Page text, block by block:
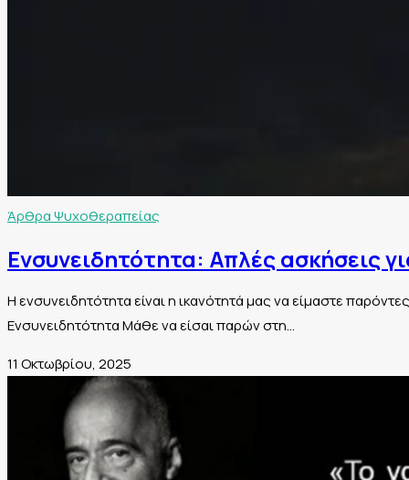
Άρθρα Ψυχοθεραπείας
Ενσυνειδητότητα: Απλές ασκήσεις
Η ενσυνειδητότητα είναι η ικανότητά μας να είμαστε
Ενσυνειδητότητα Μάθε να είσαι παρών στη…
11 Οκτωβρίου, 2025